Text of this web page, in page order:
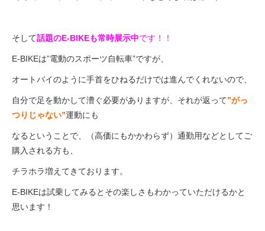
そして話題のE-BIKEも常時展示中です！！
E-BIKEは”電動のスポーツ自転車”ですが、
オートバイのように手首をひねるだけでは進んでくれないので、
自分で足を動かして漕ぐ必要がありますが、それが返って”がっ
つりじゃない”運動にも
なるということで、（高価にもかかわらず）通勤用などとしてご
購入される方も、
チラホラ増えてきております。
E-BIKEは試乗してみるとその楽しさもわかっていただけるかと
思います！